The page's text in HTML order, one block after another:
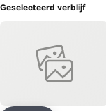
Geselecteerd verblijf